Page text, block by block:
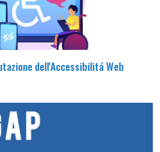
dell'Accessibilitá Web